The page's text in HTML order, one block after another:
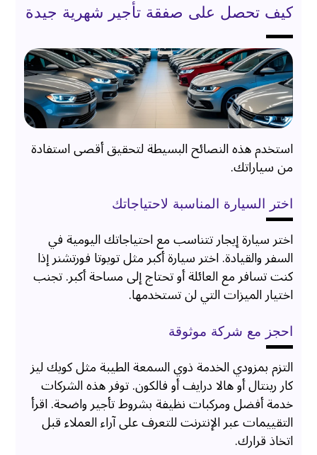
كيف تحصل على صفقة تأجير شهرية جيدة
استخدم هذه النصائح البسيطة لتحقيق أقصى استفادة
من سياراتك.
اختر السيارة المناسبة لاحتياجاتك
اختر سيارة إيجار تتناسب مع احتياجاتك اليومية في
السفر والقيادة. اختر سيارة أكبر مثل تويوتا فورتشنر إذا
كنت تسافر مع العائلة أو تحتاج إلى مساحة أكبر. تجنب
اختيار الميزات التي لن تستخدمها.
احجز مع شركة موثوقة
التزم بمزودي الخدمة ذوي السمعة الطيبة مثل كويك ليز
كار رينتال أو هالا درايف أو فالكون. توفر هذه الشركات
خدمة أفضل ومركبات نظيفة بشروط تأجير واضحة. اقرأ
التقييمات عبر الإنترنت للتعرف على آراء العملاء قبل
اتخاذ قرارك.